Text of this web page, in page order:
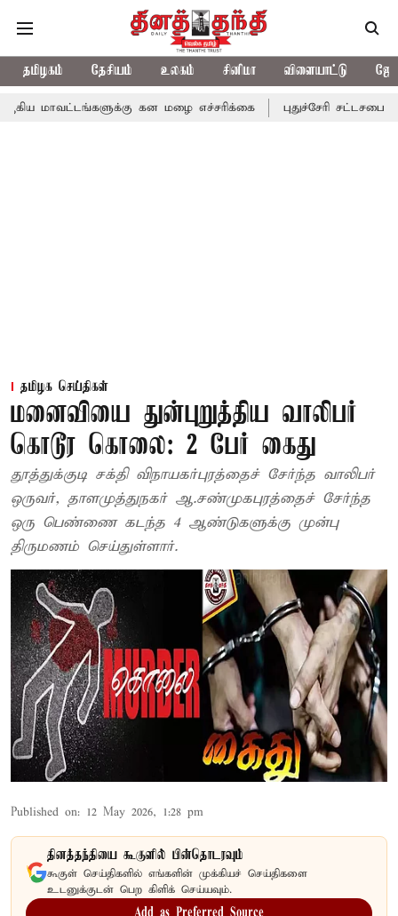
தமிழகம் தேசியம் உலகம் சினிமா விளையாட்டு
கன மழை எச்சரிக்கை புதுச்சேரி சட்டசபையில் வரும்
தமிழக செய்திகள்
மனைவியை துன்புறுத்திய வாலிபர்
கொடூர கொலை: 2 பேர் கைது
தூத்துக்குடி சக்தி விநாயகர்புரத்தைச் சேர்ந்த வாலிபர்
ஒருவர், தாளமுத்துநகர் ஆ.சண்முகபுரத்தைச் சேர்ந்த
ஒரு பெண்ணை கடந்த 4 ஆண்டுகளுக்கு முன்பு
திருமணம் செய்துள்ளார்.
Published on: 12 May 2026, 1:28 pm
தினத்தந்தியை கூகுளில் பின்தொடரவும்
கூகுள் செய்திகளில் எங்களின் முக்கியச் செய்திகளை
உடனுக்குடன் பெற கிளிக் செய்யவும்.
Add as Preferred Source